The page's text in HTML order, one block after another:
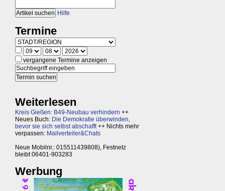
Hilfe
Termine
vergangene Termine anzeigen
Weiterlesen
Kreis Gießen: B49-Neubau verhindern ++
Neues Buch: Die Demokratie überwinden,
bevor sie sich selbst abschafft++ Nichts mehr
verpassen: Mailverteiler&Chats
Neue Mobilnr.: 015511439808), Festnetz
bleibt 06401-903283
Werbung